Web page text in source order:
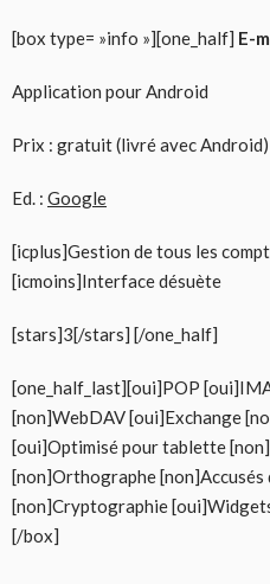
[box type= »info »][one_half] E-
Application pour Android
Prix : gratuit (livré avec Android)
Ed. : Google
[icplus]Gestion de tous les
[icmoins]Interface désuète
[stars]3[/stars] [/one_half]
[one_half_last][oui]POP
[non]WebDAV [oui]Exchange
[oui]Optimisé pour tablette
[non]Orthographe
[non]Cryptographie
[/box]